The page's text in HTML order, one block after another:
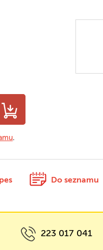
.
Do seznamu
223 017 041